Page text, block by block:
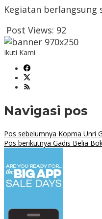
Kegiatan
Post Views: 92
Ikuti Kami
Navigasi pos
Pos sebelumnya Kopma Unri
Pos berikutnya Gadis Belia